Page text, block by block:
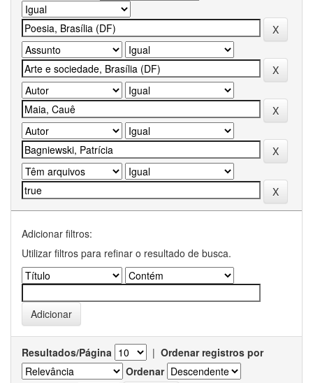
Adicionar filtros:
Utilizar filtros para refinar o resultado de busca.
Resultados/Página | Ordenar registros por
Ordenar